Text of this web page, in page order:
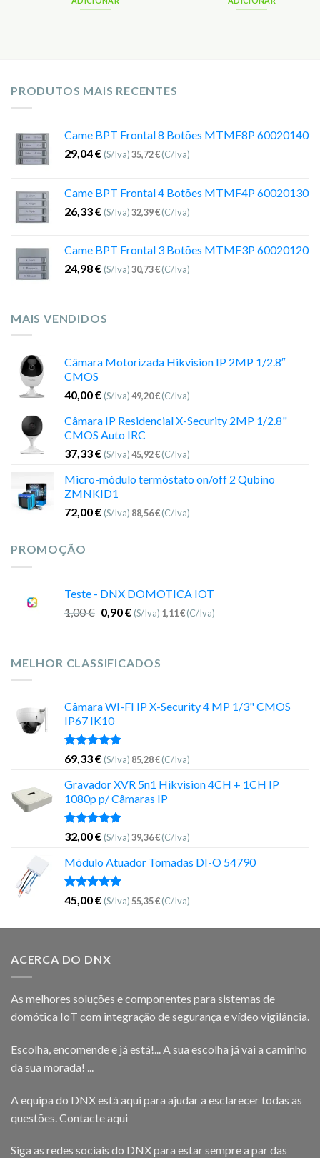
PRODUTOS MAIS RECENTES
Came BPT Frontal 8 Botões MTMF8P 60020140
29,04€ (S/Iva)35,72€(C/Iva)
Came BPT Frontal 4 Botões MTMF4P 60020130
26,33€ (S/Iva)32,39€(C/Iva)
Came BPT Frontal 3 Botões MTMF3P 60020120
24,98€ (S/Iva)30,73€(C/Iva)
MAIS VENDIDOS
Câmara Motorizada Hikvision IP 2MP 1/2.8″
CMOS
40,00€ (S/Iva)49,20€(C/Iva)
Câmara IP Residencial X-Security 2MP 1/2.8"
CMOS Auto IRC
37,33€ (S/Iva)45,92€(C/Iva)
Micro-módulo termóstato on/off 2 Qubino
ZMNKID1
72,00€ (S/Iva) 88,56€(C/Iva)
PROMOÇÃO
Teste - DNX DOMOTICA IOT
1,00€ 0,90€ (S/Iva) 1,11€(C/Iva)
MELHOR CLASSIFICADOS
Câmara WI-FI IP X-Security 4 MP 1/3" CMOS
IP67 IK10
Avaliação
5.00
de 5
69,33€ (S/Iva) 85,28€(C/Iva)
Gravador XVR 5n1 Hikvision 4CH + 1CH IP
1080p p/ Câmaras IP
Avaliação
5.00
de 5
32,00€ (S/Iva)39,36€(C/Iva)
Módulo Atuador Tomadas DI-O 54790
Avaliação
5.00
de 5
45,00€ (S/Iva)55,35€(C/Iva)
ACERCA DO DNX
As melhores soluções e componentes para sistemas de
domótica IoT com integração de segurança e vídeo vigilância.
Escolha, encomende e já está!... A sua escolha já vai a caminho
da sua morada! ...
A equipa do DNX está aqui para ajudar a esclarecer todas as
questões. Contacte aqui
Siga as redes sociais do DNX para estar sempre a par das